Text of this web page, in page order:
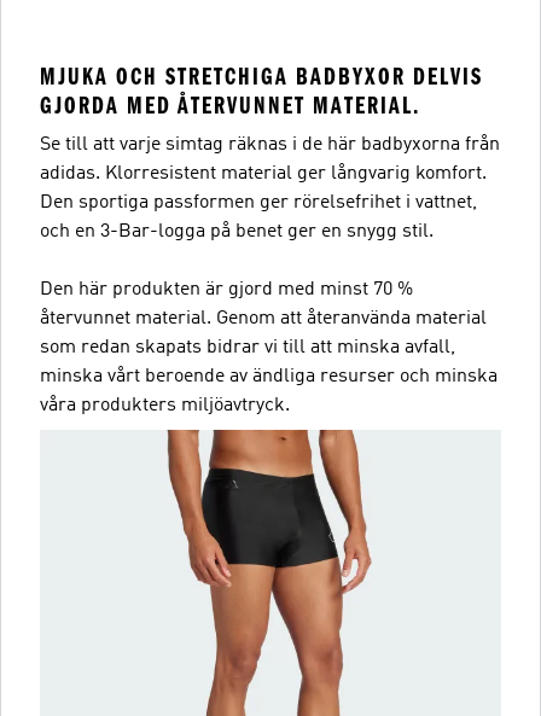
MJUKA OCH STRETCHIGA BADBYXOR DELVIS
GJORDA MED ÅTERVUNNET MATERIAL.
Se till att varje simtag räknas i de här badbyxorna från
adidas. Klorresistent material ger långvarig komfort.
Den sportiga passformen ger rörelsefrihet i vattnet,
och en 3-Bar-logga på benet ger en snygg stil.
Den här produkten är gjord med minst 70 %
återvunnet material. Genom att återanvända material
som redan skapats bidrar vi till att minska avfall,
minska vårt beroende av ändliga resurser och minska
våra produkters miljöavtryck.